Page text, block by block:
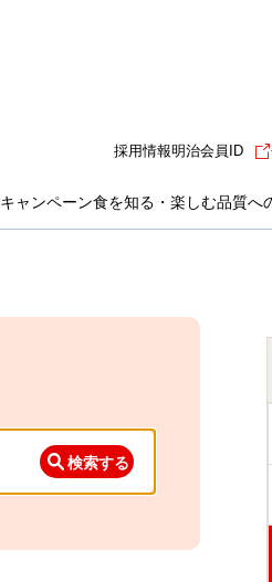
キャンペーン食を知る・楽しむ品質へ
採用情報明治会員ID